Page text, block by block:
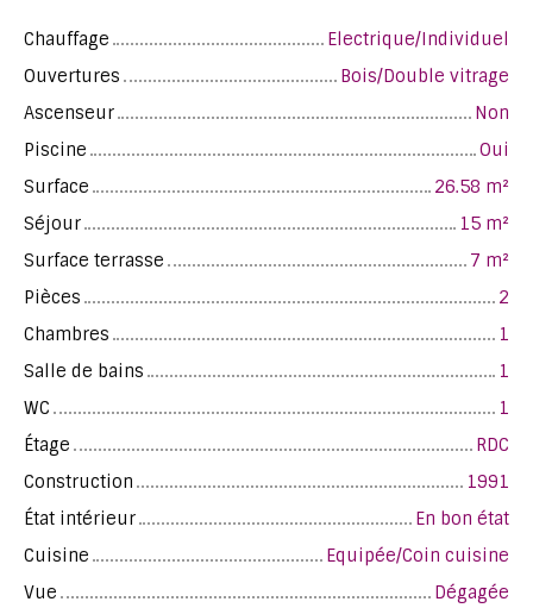
Chauffage
Electrique/Individuel
Ouvertures
Bois/Double vitrage
Ascenseur
Non
Piscine
Oui
Surface
26.58 m²
Séjour
15 m²
Surface terrasse
7 m²
Pièces
2
Chambres
1
Salle de bains
1
WC
1
Étage
RDC
Construction
1991
État intérieur
En bon état
Cuisine
Equipée/Coin cuisine
Vue
Dégagée